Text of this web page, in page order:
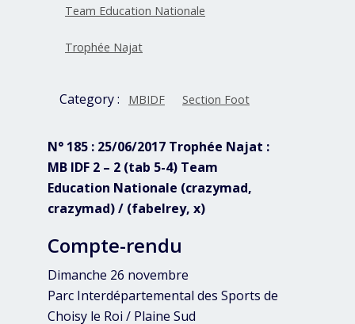
Team Education Nationale
Trophée Najat
Category : MBIDF Section Foot
N° 185 : 25/06/2017 Trophée Najat :
MB IDF 2 – 2 (tab 5-4) Team
Education Nationale (crazymad,
crazymad) / (fabelrey, x)
Compte-rendu
Dimanche 26 novembre
Parc Interdépartemental des Sports de
Choisy le Roi / Plaine Sud